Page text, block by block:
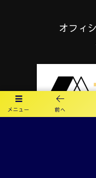
メニュー 前へ
オフィ